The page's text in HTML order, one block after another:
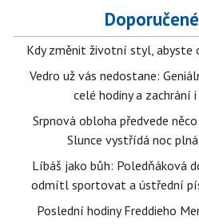
Kdy změnit životní styl, abyste
Vedro už vás nedostane:
celé hodiny a zachrání
Srpnová obloha předvede
Slunce vystřídá noc
Líbáš jako bůh: Poledňáková
odmítl sportovat a ústřední
Poslední hodiny Freddieho